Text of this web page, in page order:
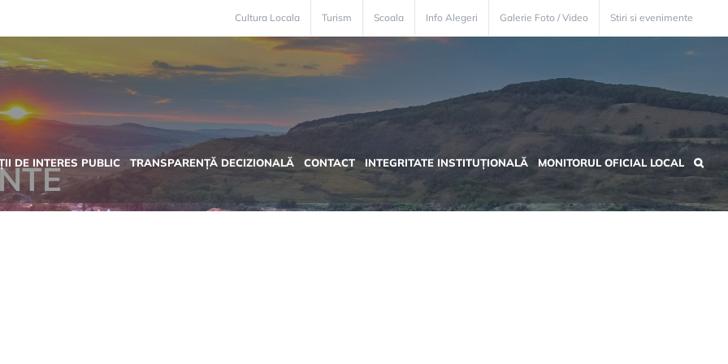
Cultura Locala Turism Scoala Info Alegeri Galerie Foto / Video Stiri si evenimente
DE INTERES PUBLIC TRANSPARENȚĂ DECIZIONALĂ CONTACT INTEGRITATE INSTITUȚIONALĂ MONITORUL OFICIAL LOCAL